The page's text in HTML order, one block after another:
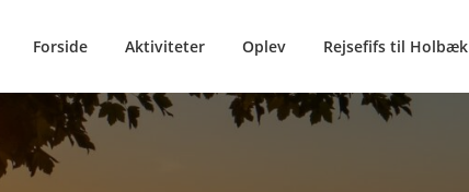
Forside Aktiviteter Oplev Rejsefifs til Holbæk